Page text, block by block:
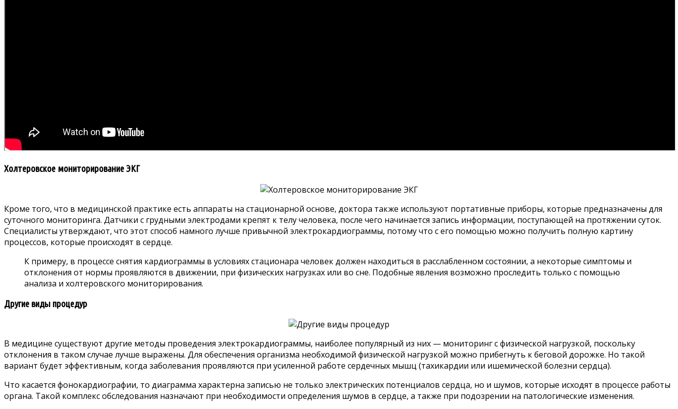
Холтеровское мониторирование ЭКГ
Кроме того, что в медицинской практике есть аппараты на стационарной основе, доктора также используют портативные приборы, которые предназначены для
суточного мониторинга. Датчики с грудными электродами крепят к телу человека, после чего начинается запись информации, поступающей на протяжении суток.
Специалисты утверждают, что этот способ намного лучше привычной электрокардиограммы, потому что с его помощью можно получить полную картину
процессов, которые происходят в сердце.
К примеру, в процессе снятия кардиограммы в условиях стационара человек должен находиться в расслабленном состоянии, а некоторые симптомы и
отклонения от нормы проявляются в движении, при физических нагрузках или во сне. Подобные явления возможно проследить только с помощью
анализа и холтеровского мониторирования.
Другие виды процедур
В медицине существуют другие методы проведения электрокардиограммы, наиболее популярный из них — мониторинг с физической нагрузкой, поскольку
отклонения в таком случае лучше выражены. Для обеспечения организма необходимой физической нагрузкой можно прибегнуть к беговой дорожке. Но такой
вариант будет эффективным, когда заболевания проявляются при усиленной работе сердечных мышц (тахикардии или ишемической болезни сердца).
Что касается фонокардиографии, то диаграмма характерна записью не только электрических потенциалов сердца, но и шумов, которые исходят в процессе работы
органа. Такой комплекс обследования назначают при необходимости определения шумов в сердце, а также при подозрении на патологические изменения.